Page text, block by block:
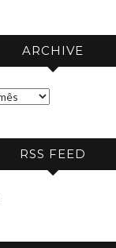
ARCHIVE
RSS FEED